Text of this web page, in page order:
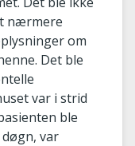
nærmere
om
Det ble
var i strid
ble
var